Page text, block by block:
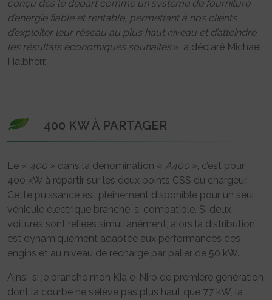
conçu dès le départ comme un système de fourniture
d’énergie fiable et rentable, permettant à nos clients
d’exploiter leur réseau au plus haut niveau et d’atteindre
les résultats économiques souhaités», a déclaré Michael
Halbherr.
400 KW À PARTAGER
Le « 400 » dans la dénomination « A400 », c’est pour
400 kW à répartir sur les deux points CSS du chargeur.
Cette puissance est pleinement disponible pour un seul
véhicule électrique branché, si compatible. Si deux
voitures sont reliées simultanément, alors la distribution
est dynamiquement adaptée aux performances des
engins et au niveau de recharge par palier de 50 kW.
Ainsi, si je branche mon Kia e-Niro de première génération
dont la courbe ne s’élève pas plus haut que 77 kW, la